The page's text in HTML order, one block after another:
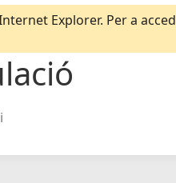
Explorer. Per a